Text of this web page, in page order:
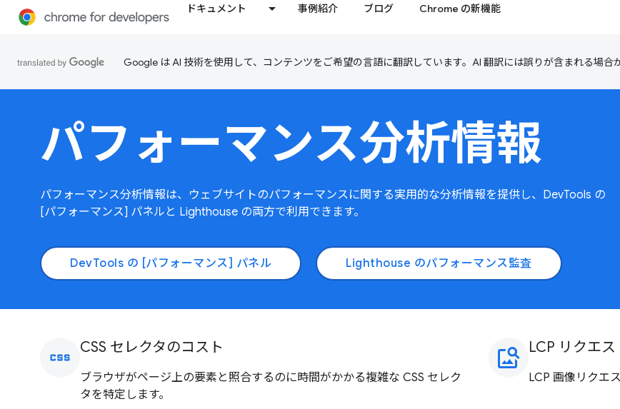
ドキュメント 事例紹介 ブログ Chrome の新機能
Google は AI 技術を使用して、コンテンツをご希望の言語に翻訳しています。AI 翻訳には誤りが含まれる場合
パフォーマンス分析情報
パフォーマンス分析情報は、ウェブサイトのパフォーマンスに関する実用的な分析情報を提供し、DevTools の
[パフォーマンス] パネルと Lighthouse の両方で利用できます。
DevTools の [パフォーマンス] パネル Lighthouse のパフォーマンス監査
css CSS セレクタのコスト
ブラウザがページ上の要素と照合するのに時間がかかる複雑な CSS セレク
タを特定します。
image_search LCP リクエ
LCP 画像リクエ